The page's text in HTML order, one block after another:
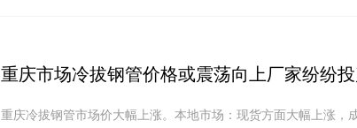
重庆市场冷拔钢管价格或震荡向上厂家纷纷
重庆冷拔钢管市场价大幅上涨。本地市场：现货方面大幅上涨，